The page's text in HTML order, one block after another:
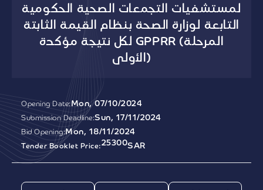
لمستشفيات التجمعات الصحية الحكومية
التابعة لوزارة الصحة بنظام القيمة الثابتة
لكل نتيجة مؤكدة GPPRR (المرحلة
الأولى)
Opening Date:Mon, 07/10/2024
Submission Deadline:Sun, 17/11/2024
Bid Opening:Mon, 18/11/2024
Tender Booklet Price:25300SAR